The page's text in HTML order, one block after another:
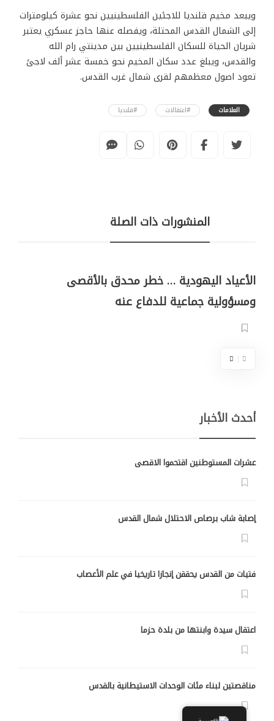
ويبعد مخيم قلنديا للاجئين الفلسطينيين نحو عشرة كيلومترات
إلى الشمال القدس المحتلة، ويفصله عنها حاجز عسكري يعتبر
شريان الحياة للسكان الفلسطينيين بين مدينتي رام الله
والقدس، ويبلغ عدد سكان المخيم نحو خمسة عشر ألف لاجئ
تعود اصول معظمهم لقرى شمال غرب القدس.
العلامات #اعتقالات #قلنديا
المنشورات ذات الصلة
الأعياد اليهودية … خطر محدق بالأقصى
ومسؤولية جماعية للدفاع عنه
أحدث الأخبار
عشرات المستوطنين اقتحموا الاقصى
إصابة شاب برصاص الاحتلال شمال القدس
فتيات من القدس يحققن إنجازا تاريخيا في علم الأعصاب
اعتقال سيدة وابنتها من بلدة حزما
مناقصتين لبناء مئات الوحدات الاستيطانية بالقدس